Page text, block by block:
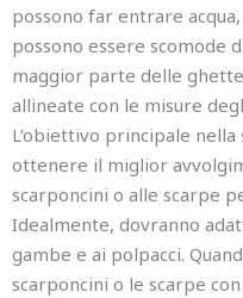
possono far entrare
possono essere scomode
maggior parte delle
allineate con le misure
L’obiettivo principale
ottenere il miglior
scarponcini o alle scarpe
Idealmente, dovranno
gambe e ai polpacci.
scarponcini o le scarpe